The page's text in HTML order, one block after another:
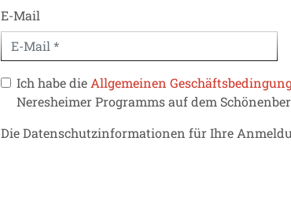
E-Mail
Ich habe die Allgemeinen
Neresheimer Programms auf dem
Die Datenschutzinformationen für Ihre